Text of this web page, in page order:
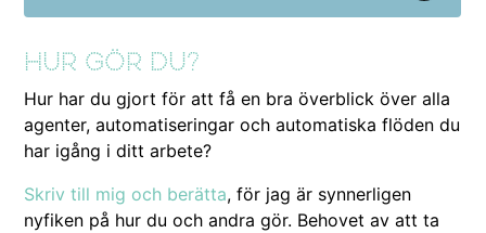
Hur gör du?
Hur har du gjort för att få en bra överblick över alla
agen­ter, automa­tis­eringar och automa­tiska flö­den du
har igång i ditt arbete?
Skriv till mig och berät­ta, för jag är syn­nerli­gen
nyfiken på hur du och andra gör. Behovet av att ta